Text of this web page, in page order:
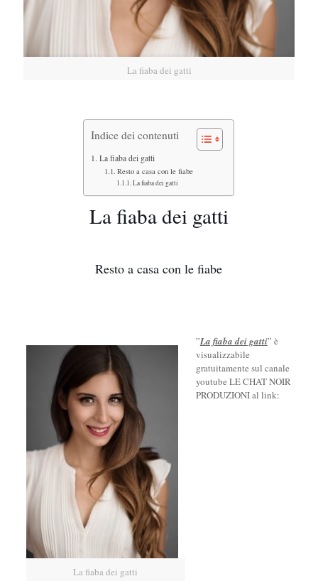
La fiaba dei gatti
Indice dei contenuti
La fiaba dei gatti
Resto a casa con le fiabe
La fiaba dei gatti
La fiaba dei gatti
Resto a casa con le fiabe
La fiaba dei gatti
”La fiaba dei gatti” è
visualizzabile
gratuitamente sul canale
youtube LE CHAT NOIR
PRODUZIONI al link: